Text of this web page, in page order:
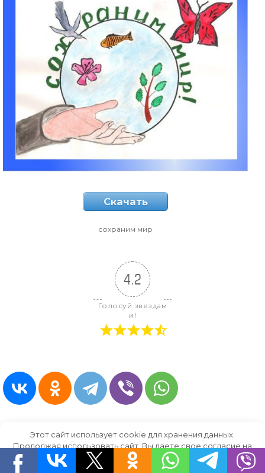
Скачать
сохраним мир
4.2
Голосуй звездам
и!
Этот сайт использует cookie для хранения данных.
Продолжая использовать сайт, Вы даете свое согласие на
работу с этими файлами.